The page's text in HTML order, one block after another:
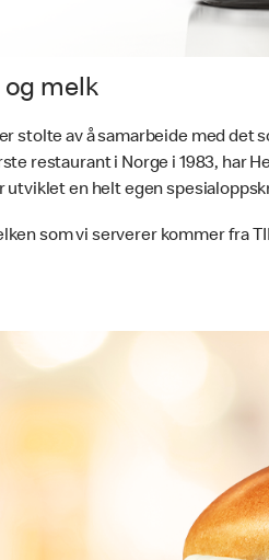
og melk
stolte av å samarbeide med det
restaurant i Norge i 1983, har
utviklet en helt egen
som vi serverer kommer fra